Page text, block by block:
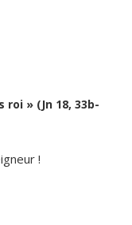
roi » (Jn 18, 33b-
!